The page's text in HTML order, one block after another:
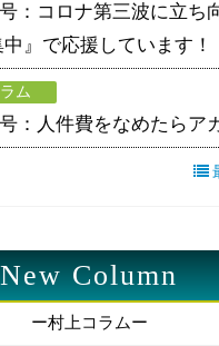
：コロナ第三波に立ち
』で応援しています！
ム
：人件費をなめたらア
New Column
ー村上コラムー